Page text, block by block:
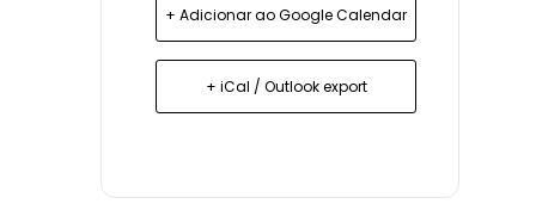
+ Adicionar ao Google Calendar
+ iCal / Outlook export